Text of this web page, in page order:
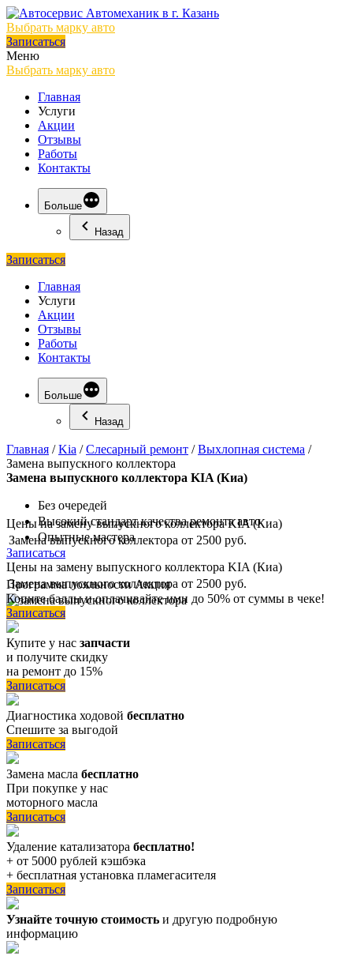
Выбрать марку авто
Записаться
Меню
Выбрать марку авто
Главная
Услуги
Акции
Отзывы
Работы
Контакты
Больше
Назад
Записаться
Главная
Услуги
Акции
Отзывы
Работы
Контакты
Больше
Назад
Главная /Kia /Слесарный ремонт /Выхлопная система /
Замена выпускного коллектора
Замена выпускного коллектора KIA (Киа)
Без очередей
Высокий стандарт качества ремонта авто
Опытные мастера
Записаться
Цены на замену выпускного коллектора KIA (Киа)
Замена выпускного коллектора от 2500 руб.
Цены на замену выпускного коллектора KIA (Киа)
Замена выпускного коллектора от 2500 руб.
ПрограммалояльностиАкция
Копите баллы и оплачивайте ими до 50% от суммы в чеке!
Записаться
Купите у нас запчасти
и получите скидку
на ремонт до 15%
Записаться
Диагностика ходовой бесплатно
Спешите за выгодой
Записаться
Замена масла бесплатно
При покупке у нас
моторного масла
Записаться
Удаление катализатора бесплатно!
+ от 5000 рублей кэшбэка
+ бесплатная установка пламегасителя
Записаться
Узнайте точную стоимость и другую подробную
информацию